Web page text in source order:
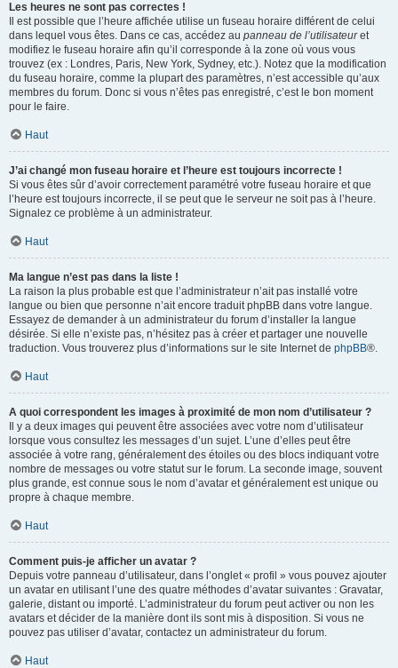
Les heures ne sont pas correctes !
Il est possible que l’heure affichée utilise un fuseau horaire différent de celui
dans lequel vous êtes. Dans ce cas, accédez au panneau de l’utilisateuret
modifiez le fuseau horaire afin qu’il corresponde à la zone où vous vous
trouvez (ex : Londres, Paris, New York, Sydney, etc.). Notez que la modification
du fuseau horaire, comme la plupart des paramètres, n’est accessible qu’aux
membres du forum. Donc si vous n’êtes pas enregistré, c’est le bon moment
pour le faire.
Haut
J’ai changé mon fuseau horaire et l’heure est toujours incorrecte !
Si vous êtes sûr d’avoir correctement paramétré votre fuseau horaire et que
l’heure est toujours incorrecte, il se peut que le serveur ne soit pas à l’heure.
Signalez ce problème à un administrateur.
Haut
Ma langue n’est pas dans la liste !
La raison la plus probable est que l’administrateur n’ait pas installé votre
langue ou bien que personne n’ait encore traduit phpBB dans votre langue.
Essayez de demander à un administrateur du forum d’installer la langue
désirée. Si elle n’existe pas, n’hésitez pas à créer et partager une nouvelle
traduction. Vous trouverez plus d’informations sur le site Internet de phpBB®.
Haut
A quoi correspondent les images à proximité de mon nom d’utilisateur ?
Il y a deux images qui peuvent être associées avec votre nom d’utilisateur
lorsque vous consultez les messages d’un sujet. L’une d’elles peut être
associée à votre rang, généralement des étoiles ou des blocs indiquant votre
nombre de messages ou votre statut sur le forum. La seconde image, souvent
plus grande, est connue sous le nom d’avatar et généralement est unique ou
propre à chaque membre.
Haut
Comment puis-je afficher un avatar ?
Depuis votre panneau d’utilisateur, dans l’onglet « profil » vous pouvez ajouter
un avatar en utilisant l’une des quatre méthodes d’avatar suivantes : Gravatar,
galerie, distant ou importé. L’administrateur du forum peut activer ou non les
avatars et décider de la manière dont ils sont mis à disposition. Si vous ne
pouvez pas utiliser d’avatar, contactez un administrateur du forum.
Haut